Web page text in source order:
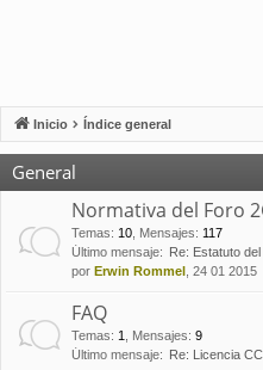
Inicio Índice general
General
Normativa del Foro
Temas: 10 Mensajes: 117
Último mensaje:
Re: Estatuto
por Erwin Rommel , 24 01 2015
FAQ
Temas: 1 Mensajes: 9
Último mensaje:
Re: Licencia